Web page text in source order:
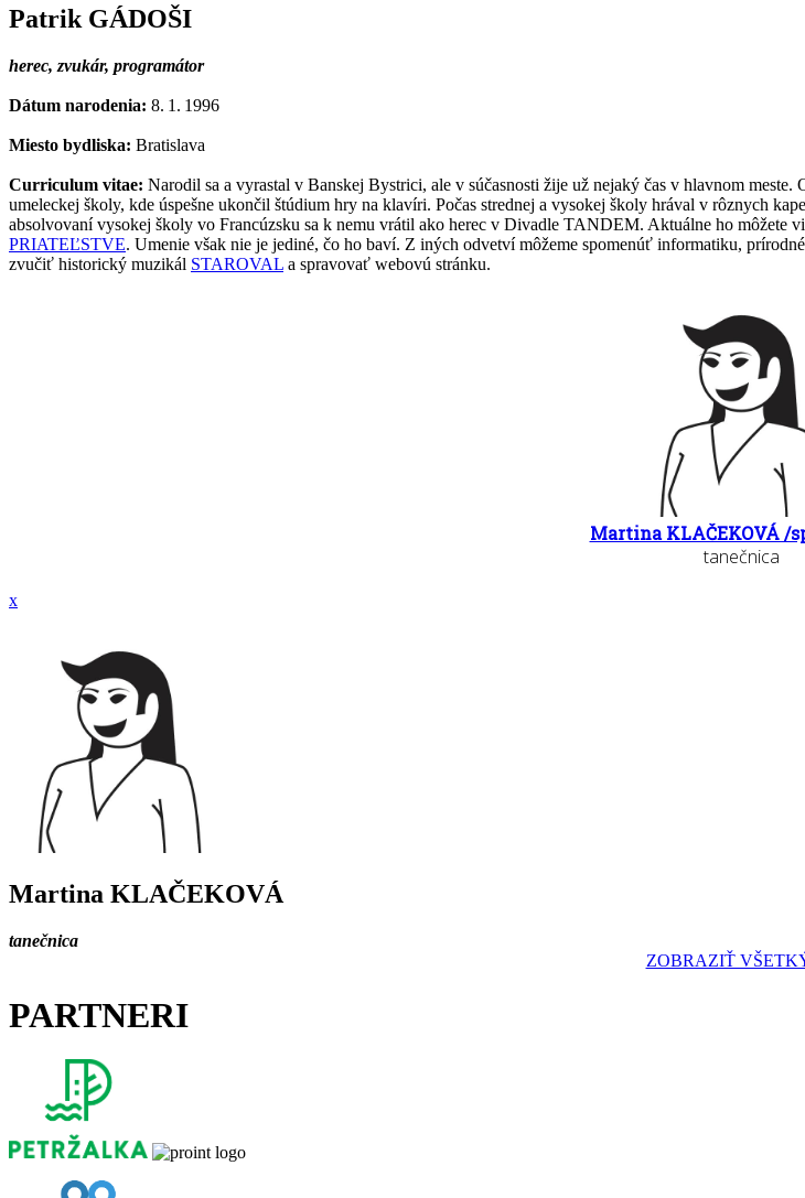
Patrik GÁDOŠI
herec, zvukár, programátor
Dátum narodenia: 8. 1. 1996
Miesto bydliska: Bratislava
Curriculum vitae: Narodil sa a vyrastal v Banskej Bystrici, ale v súčasnosti žije už nejaký čas v hlavnom
umeleckej školy, kde úspešne ukončil štúdium hry na klavíri. Počas strednej a vysokej školy hrával v rôznych
absolvovaní vysokej školy vo Francúzsku sa k nemu vrátil ako herec v Divadle TANDEM. Aktuálne ho môžete
PRIATEĽSTVE. Umenie však nie je jediné, čo ho baví. Z iných odvetví môžeme spomenúť informatiku,
zvučiť historický muzikál STAROVAL a spravovať webovú stránku.
Martina KLAČEKOVÁ /
tanečnica
x
Martina KLAČEKOVÁ
tanečnica
ZOBRAZIŤ
PARTNERI